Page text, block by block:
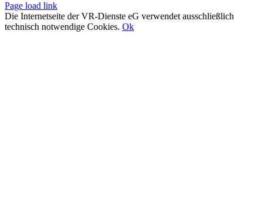
Page load link
Die Internetseite der VR-Dienste eG verwendet ausschließlich
technisch notwendige Cookies. Ok